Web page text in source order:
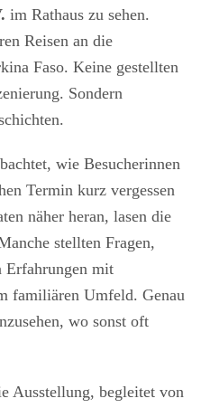
im Rathaus zu sehen.
Reisen an die
Faso. Keine gestellten
Sondern
wie Besucherinnen
Termin kurz vergessen
näher heran, lasen die
stellten Fragen,
Erfahrungen mit
familiären Umfeld. Genau
wo sonst oft
Ausstellung, begleitet von